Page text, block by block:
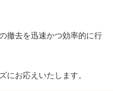
撤去を迅速かつ効率的に行
にお応えいたします。